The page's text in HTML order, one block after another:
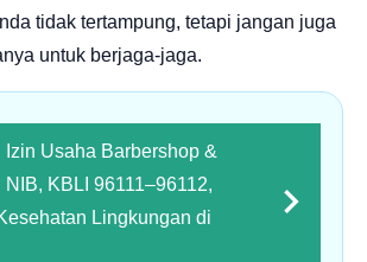
tidak tertampung, tetapi jangan juga
untuk berjaga-jaga.
Izin Usaha Barbershop &
KBLI 96111–96112,
Lingkungan di